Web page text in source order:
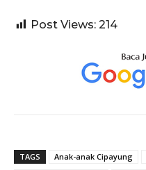
Post Views: 214
TAGS Anak-anak Cipayung